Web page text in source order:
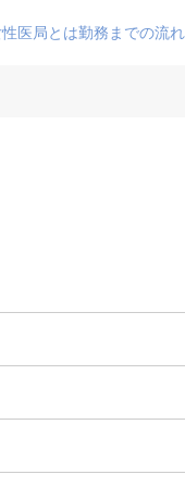
医局とは勤務までの流れ